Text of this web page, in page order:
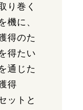
巻く
機に、
得のた
得たい
通じた
得
ットと